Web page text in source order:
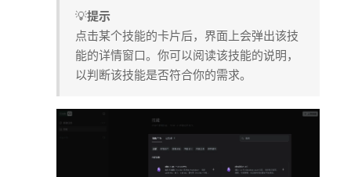
💡提示
点击某个技能的卡片后，界面上会弹出该技
能的详情窗口。你可以阅读该技能的说明，
以判断该技能是否符合你的需求。